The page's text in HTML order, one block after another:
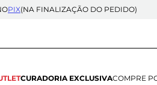
PIX(NA FINALIZAÇÃO DO PEDIDO)
CURADORIA EXCLUSIVACOMPRE